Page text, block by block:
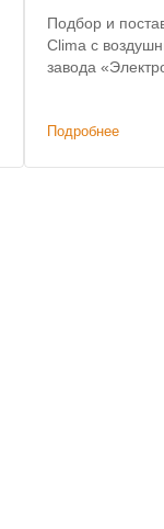
Подбор и
Clima с
завода
Подробнее